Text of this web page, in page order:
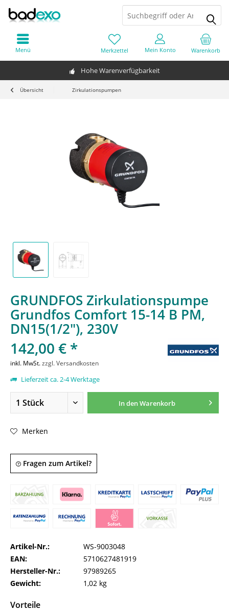
Hohe Warenverfügbarkeit
Warenkorb
Merkzettel Mein Konto
Menü
Übersicht Zirkulationspumpen
GRUNDFOS Zirkulationspumpe
Grundfos Comfort 15-14 B PM,
DN15(1/2"), 230V
142,00 € *
inkl. MwSt.zzgl. Versandkosten
Lieferzeit ca. 2-4 Werktage
In denWarenkorb
Merken
Fragen zum Artikel?
Artikel-Nr.:
WS-9003048
EAN:
5710627481919
Hersteller-Nr.:
97989265
Gewicht:
1,02 kg
Vorteile